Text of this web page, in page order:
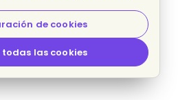
de cookies
las cookies